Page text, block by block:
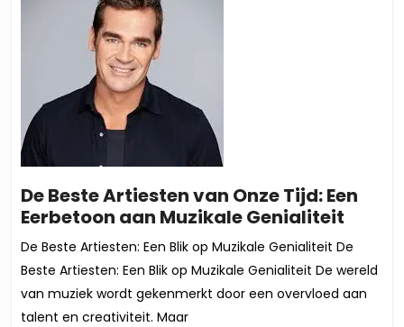
De Beste Artiesten van Onze Tijd: Een
Eerbetoon aan Muzikale Genialiteit
Beste
van
Onze
De Beste Artiesten: Een Blik op Muzikale Genialiteit De
Beste Artiesten: Een Blik op Muzikale Genialiteit De wereld
van muziek wordt gekenmerkt door een overvloed aan
talent en creativiteit. Maar